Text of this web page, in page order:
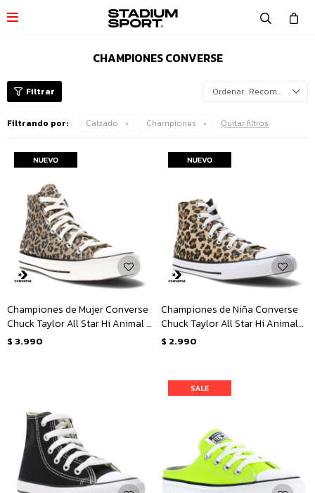

CHAMPIONES CONVERSE
Recomendados
Filtrando por: Calzado Championes Quitar filtros
Championes de Mujer Converse
Chuck Taylor All Star Hi Animal -
Animal Print
$ 3.990
Championes de Niña Converse
Chuck Taylor All Star Hi Animal
Junior - Animal Print
$ 2.990